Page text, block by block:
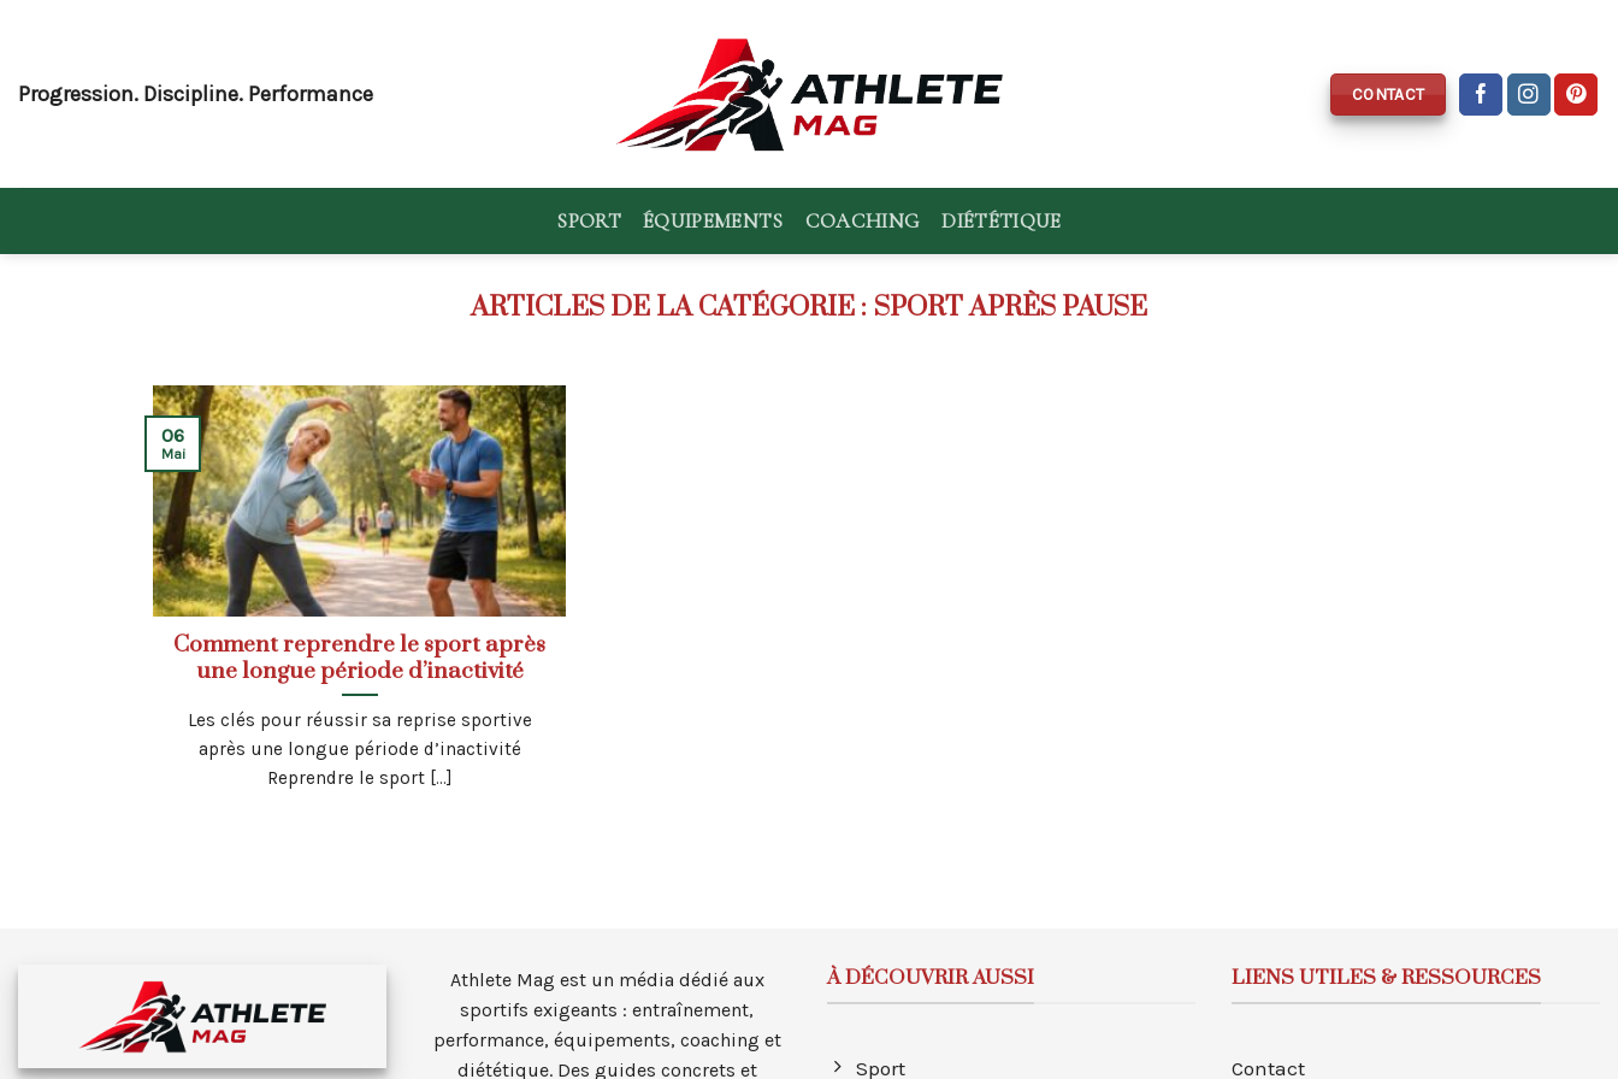
content
Progression. Discipline. Performance CONTACT
SPORT ÉQUIPEMENTS COACHING DIÉTÉTIQUE
SPORT APRÈS PAUSE
Comment reprendre le sport après
une longue période d’inactivité
Les clés pour réussir sa reprise sportive
après une longue période d’inactivité
Reprendre le sport [...]
06
Mai
Athlete Mag est un média dédié aux
sportifs exigeants : entraînement,
performance, équipements, coaching et
diététique. Des guides concrets et
À DÉCOUVRIR AUSSI
Sport
LIENS UTILES & RESSOURCES
Contact